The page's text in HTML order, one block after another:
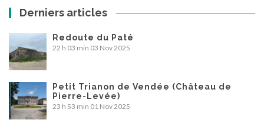
Derniers articles
Redoute du Paté
22 h 03 min 03 Nov 2025
Petit Trianon de Vendée (Château de
Pierre-Levée)
23 h 53 min 01 Nov 2025